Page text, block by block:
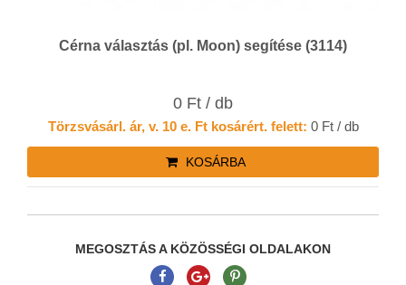
Cérna választás (pl. Moon) segítése (3114)
0 Ft / db
Törzsvásárl. ár, v. 10 e. Ft kosárért. felett: 0 Ft / db
KOSÁRBA
MEGOSZTÁS A KÖZÖSSÉGI OLDALAKON